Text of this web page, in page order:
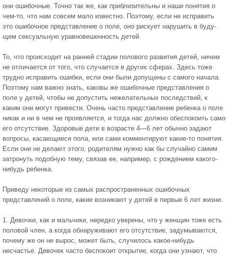
они ошибочные. Точно так же, как приблизительны и наши понятия о
чем-то, что нам совсем мало изве­стно. Поэтому, если не исправить
это ошибочное представление о поле, оно рискует нарушить в буду­
щем сексуальную уравновешенность детей.
То, что происходит на ранней стадии полового развития детей, ничем
не отличается от того, что случается в других сферах. Здесь тоже
трудно испра­вить ошибки, если они были допущены с самого начала.
Поэтому нам важно знать, каковы же ошибочные представления о
поле у детей, чтобы не допустить нежелательных последствий, к
каким они могут привести. Очень часто представление ребенка о поле
никак и ни в чем не проявляется, и тогда нас должно обеспокоить само
его отсутствие. Здоровые дети в возрасте 4—6 лет обычно задают
вопросы, ка­сающиеся пола, или сами комментируют какие-то понятия.
Если они не делают этого, родителям нужно как бы случайно самим
затронуть подобную тему, свя­зав ее, например, с рождением какого-
нибудь ребенка.
Приведу некоторые из самых распространенных ошибочных
представлений о поле, какие возникают у детей в первые 6 лет жизни.
1. Девочки, как и мальчики, нередко уверены, что у женщин тоже есть
половой член, а когда обна­руживают его отсутствие, задумываются,
почему же он не вырос, может быть, случилось какое-нибудь
несчастье. Девочек часто беспокоит открытие, когда они узнают, что